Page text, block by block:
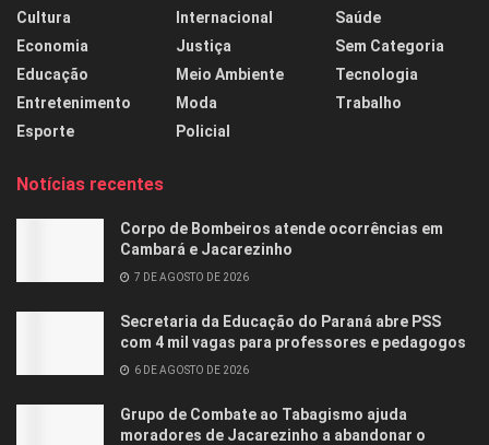
Cultura
Economia
Educação
Entretenimento
Esporte
Internacional
Justiça
Meio Ambiente
Moda
Policial
Saúde
Sem Categoria
Tecnologia
Trabalho
Notícias recentes
Corpo de Bombeiros atende ocorrências em
Cambará e Jacarezinho
7 DE AGOSTO DE 2026
Secretaria da Educação do Paraná abre PSS
com 4 mil vagas para professores e pedagogos
6 DE AGOSTO DE 2026
Grupo de Combate ao Tabagismo ajuda
moradores de Jacarezinho a abandonar o